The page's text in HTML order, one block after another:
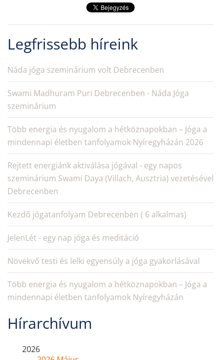
Legfrissebb híreink
Náda jóga szeminárium volt Debrecenben
Swami Madhuram Puri Debrecenben - Náda Jóga
szeminárium
Több energia és nyugalom a hétköznapokban – Jóga a
mindennapi életben tanfolyamok Nyíregyházán 2026
Rejtett energiánk aktiválása jógával - egy napos
szeminárium Swami Daya (Villach, Ausztria) vezetésével
Debrecenben
Kezdő jógatanfolyam Debrecenben ( 6 alkalmas)
JelenLét - egy nap jóga és meditáció
Növekvő testi és lelki egyensúly a jóga gyakorlásával
Több energia és nyugalom a hétköznapokban – Jóga a
mindennapi életben tanfolyamok Nyíregyházán
Hírarchívum
2026